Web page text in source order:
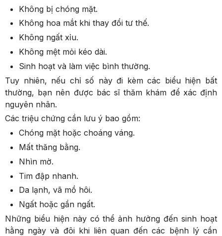
Không bị chóng mặt.
Không hoa mắt khi thay đổi tư thế.
Không ngất xỉu.
Không mệt mỏi kéo dài.
Sinh hoạt và làm việc bình thường.
Tuy nhiên, nếu chỉ số này đi kèm các biểu hiện bất
thường, bạn nên được bác sĩ thăm khám để xác định
nguyên nhân.
Các triệu chứng cần lưu ý bao gồm:
Chóng mặt hoặc choáng váng.
Mất thăng bằng.
Nhìn mờ.
Tim đập nhanh.
Da lạnh, vã mồ hôi.
Ngất hoặc gần ngất.
Những biểu hiện này có thể ảnh hưởng đến sinh hoạt
hằng ngày và đôi khi liên quan đến các bệnh lý cần